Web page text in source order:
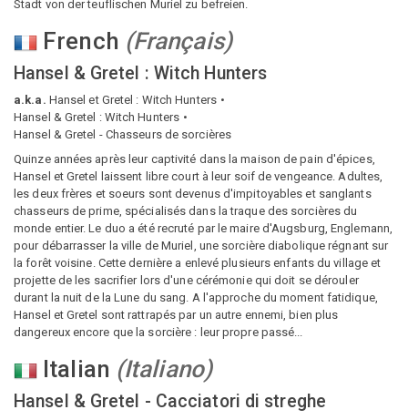
Stadt von der teuflischen Muriel zu befreien.
French (Français)
Hansel & Gretel : Witch Hunters
a.k.a. Hansel et Gretel : Witch Hunters
Hansel & Gretel : Witch Hunters
Hansel & Gretel - Chasseurs de sorcières
Quinze années après leur captivité dans la maison de pain d'épices,
Hansel et Gretel laissent libre court à leur soif de vengeance. Adultes,
les deux frères et soeurs sont devenus d'impitoyables et sanglants
chasseurs de prime, spécialisés dans la traque des sorcières du
monde entier. Le duo a été recruté par le maire d'Augsburg, Englemann,
pour débarrasser la ville de Muriel, une sorcière diabolique régnant sur
la forêt voisine. Cette dernière a enlevé plusieurs enfants du village et
projette de les sacrifier lors d'une cérémonie qui doit se dérouler
durant la nuit de la Lune du sang. A l'approche du moment fatidique,
Hansel et Gretel sont rattrapés par un autre ennemi, bien plus
dangereux encore que la sorcière : leur propre passé...
Italian (Italiano)
Hansel & Gretel - Cacciatori di streghe